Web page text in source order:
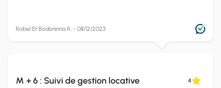
Robel Et Bodonirina R. - 08/12/2023
M + 6 : Suivi de gestion locative 4